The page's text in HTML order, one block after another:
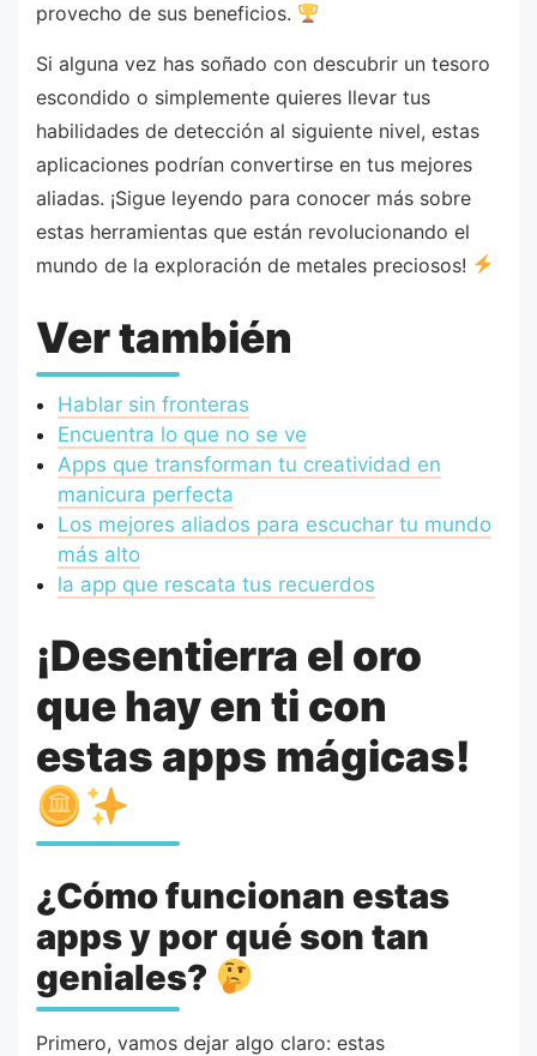
provecho de sus beneficios.
Si alguna vez has soñado con descubrir un tesoro
escondido o simplemente quieres llevar tus
habilidades de detección al siguiente nivel, estas
aplicaciones podrían convertirse en tus mejores
aliadas. ¡Sigue leyendo para conocer más sobre
estas herramientas que están revolucionando el
mundo de la exploración de metales preciosos!
Ver también
Hablar sin fronteras
Encuentra lo que no se ve
Apps que transforman tu creatividad en
manicura perfecta
Los mejores aliados para escuchar tu mundo
más alto
la app que rescata tus recuerdos
¡Desentierra el oro
que hay en ti con
estas apps mágicas!
¿Cómo funcionan estas
apps y por qué son tan
geniales?
Primero, vamos dejar algo claro: estas